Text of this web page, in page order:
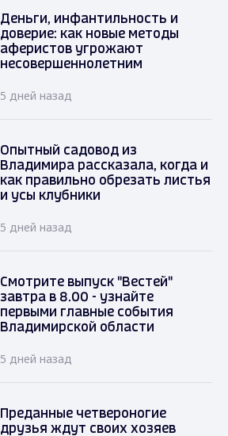
Деньги, инфантильность и
доверие: как новые методы
аферистов угрожают
несовершеннолетним
5 дней назад
Опытный садовод из
Владимира рассказала, когда и
как правильно обрезать листья
и усы клубники
5 дней назад
Смотрите выпуск "Вестей"
завтра в 8.00 - узнайте
первыми главные события
Владимирской области
5 дней назад
Преданные четвероногие
друзья ждут своих хозяев